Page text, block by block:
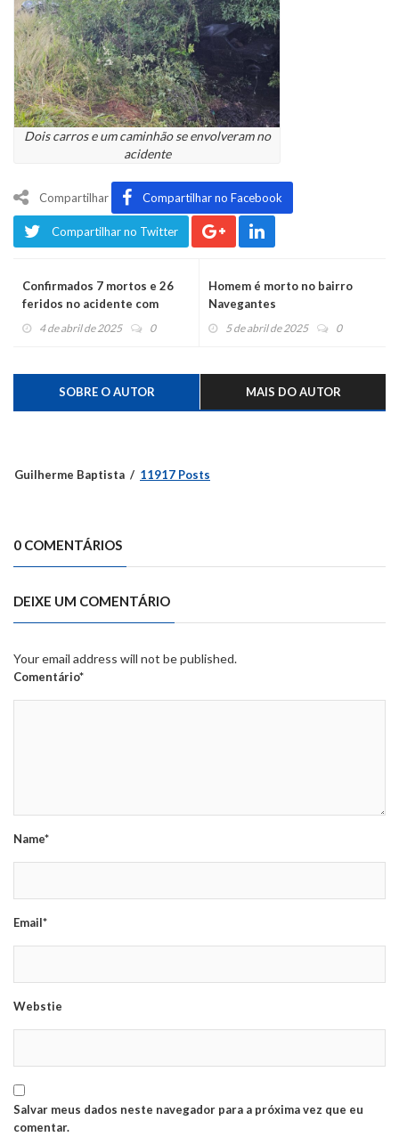
Dois carros e um caminhão se envolveram no
acidente
Compartilhar Compartilhar no Facebook
Compartilhar no Twitter
Confirmados 7 mortos e 26
feridos no acidente com
ônibus de estudantes
4 de abril de 2025 0
Homem é morto no bairro
Navegantes
5 de abril de 2025 0
SOBRE O AUTOR MAIS DO AUTOR
Guilherme Baptista 11917 Posts
0 COMENTÁRIOS
DEIXE UM COMENTÁRIO
Your email address will not be published.
Comentário*
Name*
Email*
Webstie
Salvar meus dados neste navegador para a próxima vez que eu
comentar.